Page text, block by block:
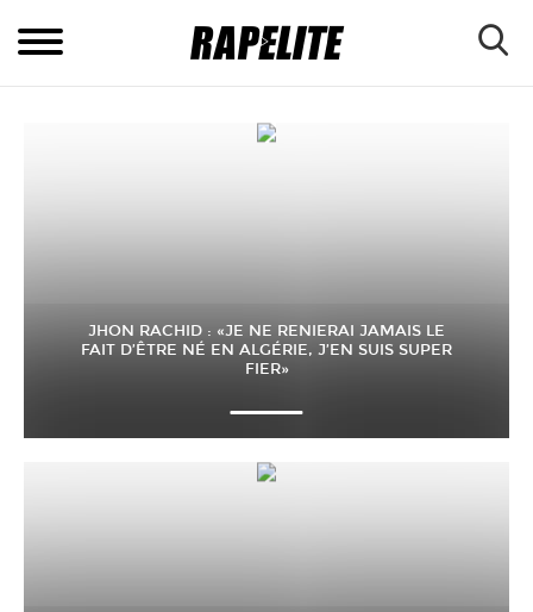
JHON RACHID : «JE NE RENIERAI JAMAIS LE
FAIT D’ÊTRE NÉ EN ALGÉRIE, J’EN SUIS SUPER
FIER»